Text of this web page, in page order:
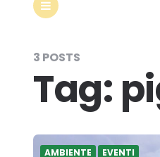
3 POSTS
Tag:
AMBIENTE EVENTI